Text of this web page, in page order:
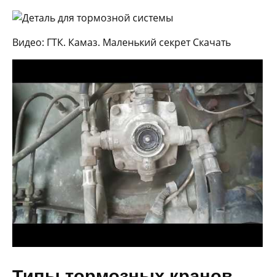
Видео: ГТК. Камаз. Маленький секрет Скачать